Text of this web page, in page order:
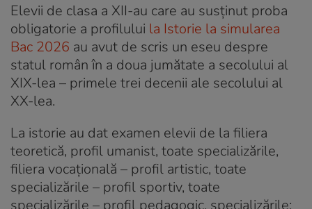
Elevii de clasa a XII-au care au susținut proba
obligatorie a profilului la Istorie la simularea
Bac 2026 au avut de scris un eseu despre
statul român în a doua jumătate a secolului al
XIX-lea – primele trei decenii ale secolului al
XX-lea.
La istorie au dat examen elevii de la filiera
teoretică, profil umanist, toate specializările,
filiera vocaţională – profil artistic, toate
specializările – profil sportiv, toate
specializările – profil pedagogic, specializările: